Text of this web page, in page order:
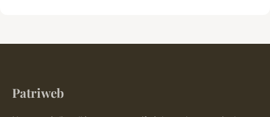
Patriweb